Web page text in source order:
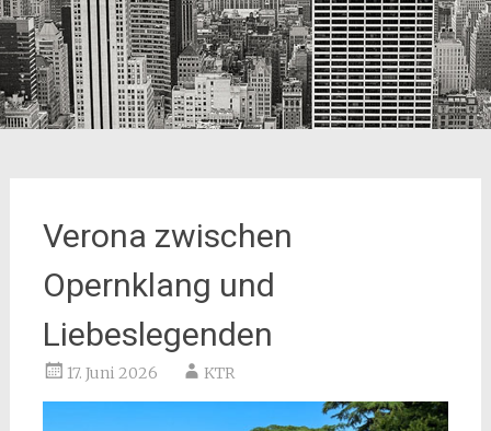
Verona zwischen
Opernklang und
Liebeslegenden
17. Juni 2026 KTR